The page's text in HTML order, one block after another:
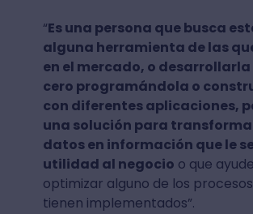
“Es una persona que busca
alguna herramienta de las
en el mercado, o desarrollarla
cero programándola o
con diferentes aplicaciones,
una solución para
datos en información que le
utilidad al negocio o que
optimizar alguno de los
tienen implementados”.